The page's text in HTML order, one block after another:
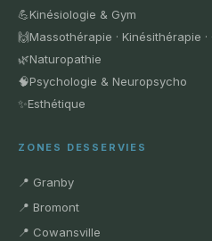
💪Kinésiologie & Gym
🙌Massothérapie · Kinésithérapie
🌿Naturopathie
🧠Psychologie & Neuropsycho
✨Esthétique
ZONES DESSERVIES
📍 Granby
📍 Bromont
📍 Cowansville